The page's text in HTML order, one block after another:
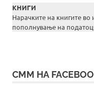
КНИГИ
Нарачките на книгите
пополнување на
СММ НА